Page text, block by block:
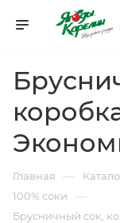
Главная —
100% соки —
Брусничный сок,